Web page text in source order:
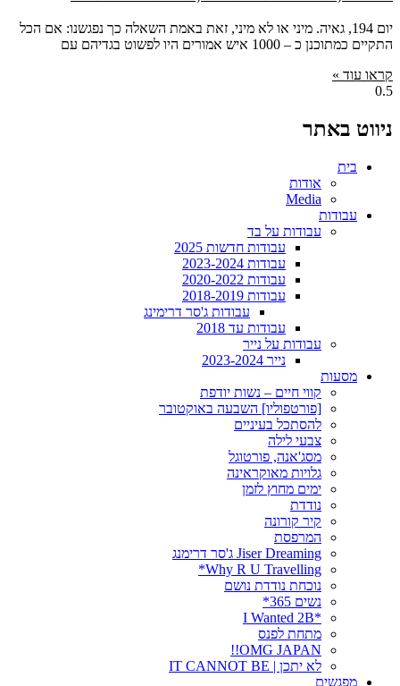
יום 194, גאיה. מיני או לא מיני, זאת באמת השאלה כך נפגשנו: אם הכל
התקיים כמתוכנן כ – 1000 איש אמורים היו לפשוט בגדיהם עם
קראו עוד »
ניווט באתר
בית
אודות
Media
עבודות
עבודות על בד
עבודות חדשות 2025
עבודות 2023-2024
עבודות 2020-2022
עבודות 2018-2019
עבודות ג'סר דרימינג
עבודות עד 2018
עבודות על נייר
נייר 2023-2024
מסעות
קווי חיים – נשות יודפת
[פורטפוליו] השבעה באוקטובר
להסתכל בעיניים
צבעי לילה
מסג'אנה, פורטוגל
גלויות מאוקראינה
ימים מחוץ לזמן
נודדת
קיר קורונה
המרפסת
Jiser Dreaming ג'סר דרימנג
Why R U Travelling*
נוכחת נודדת נושם
נשים 365*
*I Wanted 2B
מתחת לפנס
OMG JAPAN!!
לא יתכן | IT CANNOT BE
מפגשים